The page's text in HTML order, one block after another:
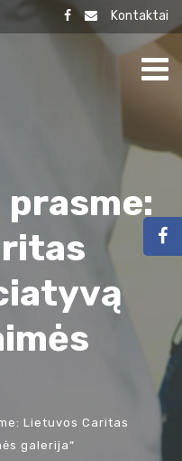
Kontaktai
prasme:
Lietuvos Caritas
galerija“